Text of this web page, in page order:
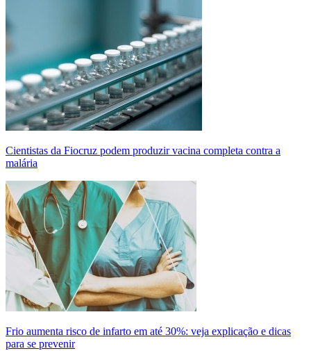
Cientistas da Fiocruz podem produzir vacina completa contra a
malária
Frio aumenta risco de infarto em até 30%: veja explicação e dicas
para se prevenir